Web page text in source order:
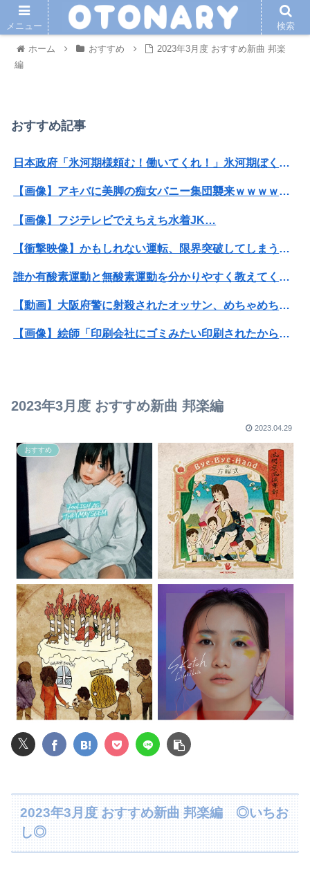
ホーム おすすめ
2023年3月度 おすすめ新曲 邦楽
編
おすすめ記事
日本政府「氷河期様頼む！働いてくれ！」氷河期ぼく「..がえ」政府「え？」ぼく「女をあてがえ！」
【画像】アキバに美脚の痴女バニー集団襲来ｗｗｗｗｗｗｗｗｗｗ
【画像】フジテレビでえちえち水着JK…
【衝撃映像】かもしれない運転、限界突破してしまう・・・
誰か有酸素運動と無酸素運動を分かりやすく教えてくれｗｗｗｗｗｗ
【動画】大阪府警に射殺されたオッサン、めちゃめちゃ苦しそうに死ぬ
【画像】絵師「印刷会社にゴミみたい印刷されたから晒すわ」→お前がクレーマーだと大炎上
【速報】とよたろう、連載再開を示唆
研究者「株式投資にハマる若者はギャンブルにハマる若者と同じ傾向がある」
【急募】おまえらの人生で1番ハマったゲームを挙げてけ
【DeNA対阪神16回戦】DeNA・エンカーナシオン、第6号ソロホームラン！4点差に迫る！！！！！！！！
【DeNA対阪神16回戦】DeNA・エンカーナシオン、第6号ソロホームラン！4点差に迫る！！！！！！！！
【画像】ロシアの18号コスプレイヤーさんが本物以上！！！！！！⇒！！
2023年3月度 おすすめ新曲 邦楽編
2023.04.29
おすすめ
𝕏
2023年3月度 おすすめ新曲 邦楽編 ◎いちお
し◎
メニュー 検索